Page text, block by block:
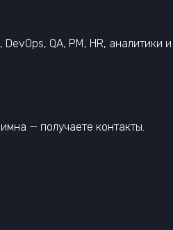
QA, PM, HR, аналитики и
— получаете контакты.